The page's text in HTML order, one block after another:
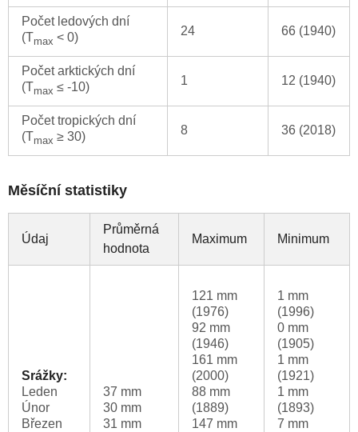
Počet ledových dní
(Tmax < 0) 24 66 (1940)
Počet arktických dní
(Tmax ≤ -10) 1 12 (1940)
Počet tropických dní
(Tmax ≥ 30) 8 36 (2018)
Měsíční statistiky
Údaj
Průměrná
hodnota
Maximum Minimum
Srážky:
Leden
Únor
Březen
37 mm
30 mm
31 mm
121 mm
(1976)
92 mm
(1946)
161 mm
(2000)
88 mm
(1889)
147 mm
1 mm
(1996)
0 mm
(1905)
1 mm
(1921)
1 mm
(1893)
7 mm